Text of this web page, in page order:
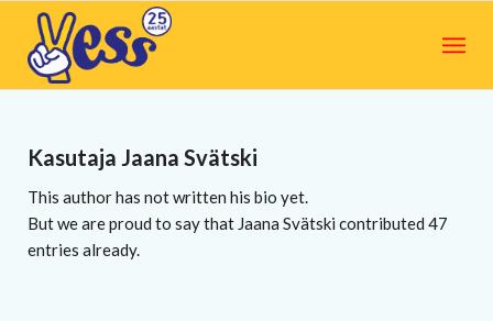
Kasutaja Jaana Svätski
This author has not written his bio yet.
But we are proud to say that Jaana Svätski contributed 47
entries already.